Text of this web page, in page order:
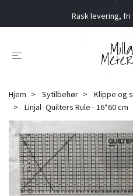
Rask levering,
Hjem Sytilbehør
Klippe og
Linjal- Quilters Rule - 16*60 cm